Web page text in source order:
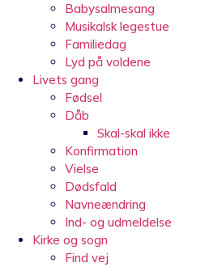
Babysalmesang
Musikalsk legestue
Familiedag
Lyd på voldene
Livets gang
Fødsel
Dåb
Skal-skal ikke
Konfirmation
Vielse
Dødsfald
Navneændring
Ind- og udmeldelse
Kirke og sogn
Find vej